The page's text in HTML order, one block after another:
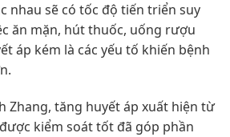
nhau sẽ có tốc độ tiến triển suy
ăn mặn, hút thuốc, uống rượu
áp kém là các yếu tố khiến bệnh
Zhang, tăng huyết áp xuất hiện từ
kiểm soát tốt đã góp phần